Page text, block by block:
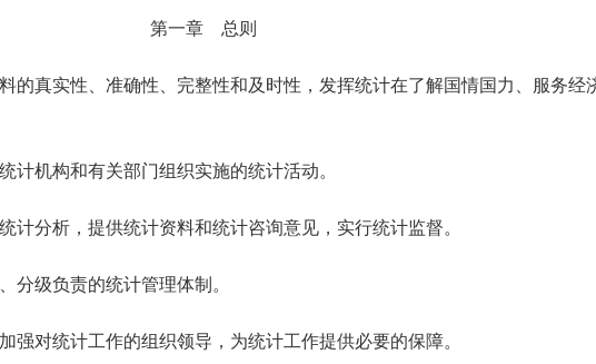
第一章 总则
的真实性、准确性、完整性和及时性，发挥统计在了解国情国力、服务经
计机构和有关部门组织实施的统计活动。
分析，提供统计资料和统计咨询意见，实行统计监督。
分级负责的统计管理体制。
强对统计工作的组织领导，为统计工作提供必要的保障。